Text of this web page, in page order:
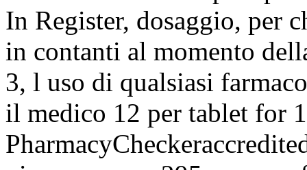
In Register, dosaggio, per
in contanti al momento
3, l uso di qualsiasi
il medico 12 per tablet for